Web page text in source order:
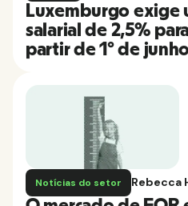
Luxemburgo exige
salarial de 2,5%
partir de 1º de
Notícias do setor Rebecca